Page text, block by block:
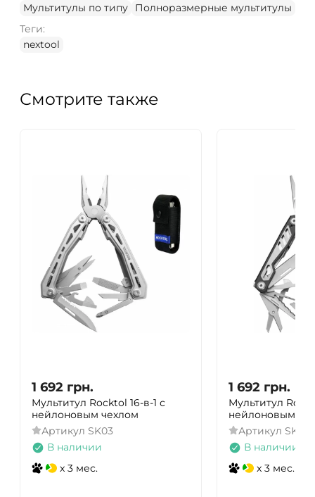
Мультитулы по типу
Полноразмерные мультитулы
Теги:
nextool
Смотрите также
1 692 грн.
Мультитул Rocktol 16-в-1 с
нейлоновым чехлом
Артикул SK03
В наличии
x 3 мес.
1 692 грн.
Мультитул
нейлоновым
Артикул SK08
В наличии
x 3 мес.